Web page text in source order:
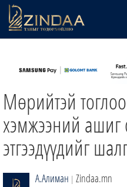
ТВ8
ӨГЛӨӨНИЙ СОНИН
АУДИО ЗОХИОЛ
Мөрийтэй
хэмжээний ашиг
этгээдүүдийг
А.Алиман | Zindaa.mn